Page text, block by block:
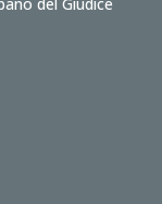
del Giudice